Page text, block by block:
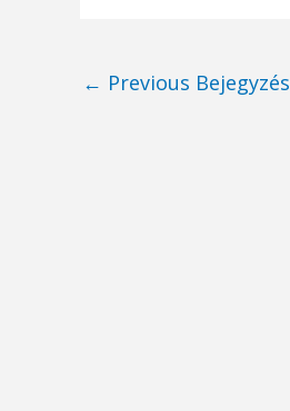
Post
← Previous Bejegyzés